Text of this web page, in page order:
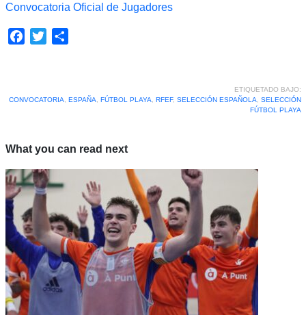
Convocatoria Oficial de Jugadores
Facebook
Twitter
ETIQUETADO BAJO:
CONVOCATORIA
ESPAÑA FÚTBOL PLAYA RFEF, SELECCIÓN ESPAÑOLA
SELECCIÓN
FÚTBOL PLAYA
What you can read next